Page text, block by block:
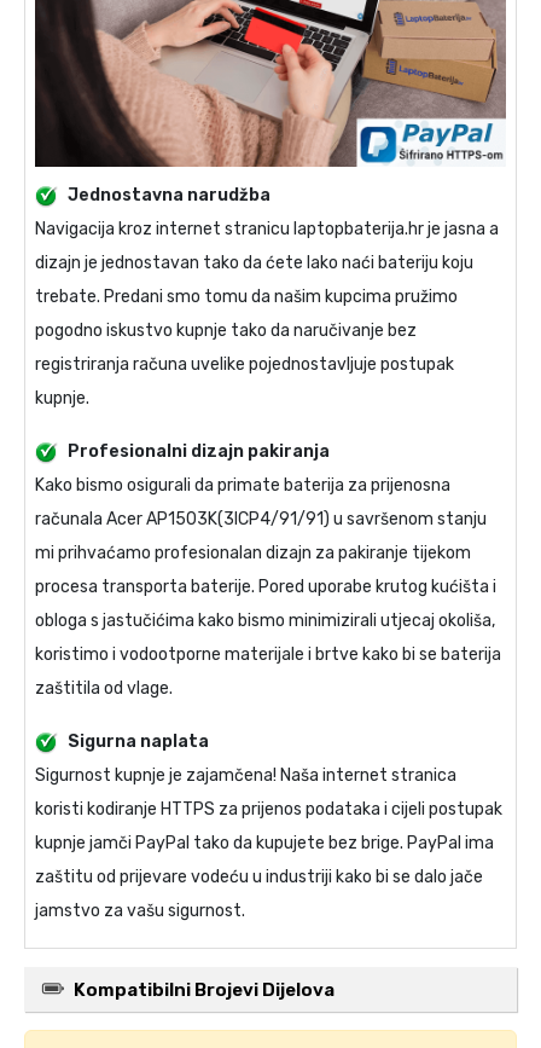
Jednostavna narudžba
Navigacija kroz internet stranicu laptopbaterija.hr je jasna a
dizajn je jednostavan tako da ćete lako naći bateriju koju
trebate. Predani smo tomu da našim kupcima pružimo
pogodno iskustvo kupnje tako da naručivanje bez
registriranja računa uvelike pojednostavljuje postupak
kupnje.
Profesionalni dizajn pakiranja
Kako bismo osigurali da primate baterija za prijenosna
računala Acer AP1503K(3ICP4/91/91) u savršenom stanju
mi prihvaćamo profesionalan dizajn za pakiranje tijekom
procesa transporta baterije. Pored uporabe krutog kućišta i
obloga s jastučićima kako bismo minimizirali utjecaj okoliša,
koristimo i vodootporne materijale i brtve kako bi se baterija
zaštitila od vlage.
Sigurna naplata
Sigurnost kupnje je zajamčena! Naša internet stranica
koristi kodiranje HTTPS za prijenos podataka i cijeli postupak
kupnje jamči PayPal tako da kupujete bez brige. PayPal ima
zaštitu od prijevare vodeću u industriji kako bi se dalo jače
jamstvo za vašu sigurnost.
Kompatibilni Brojevi Dijelova